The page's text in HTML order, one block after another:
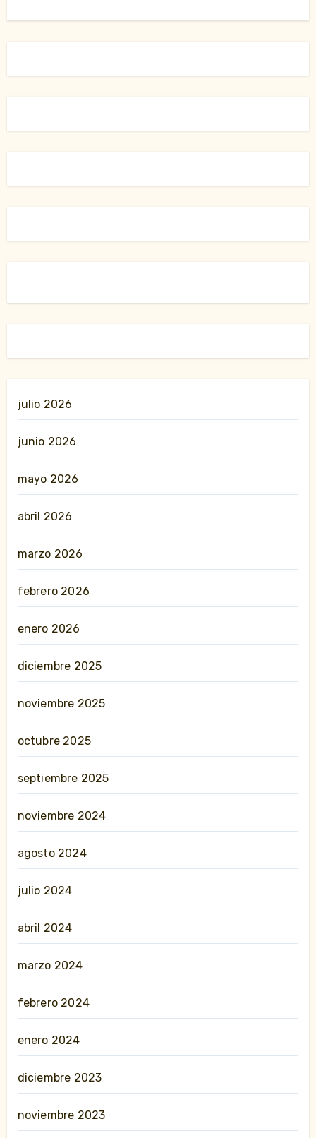
julio 2026
junio 2026
mayo 2026
abril 2026
marzo 2026
febrero 2026
enero 2026
diciembre 2025
noviembre 2025
octubre 2025
septiembre 2025
noviembre 2024
agosto 2024
julio 2024
abril 2024
marzo 2024
febrero 2024
enero 2024
diciembre 2023
noviembre 2023